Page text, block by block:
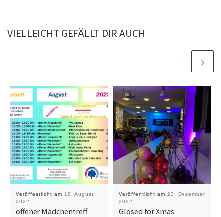
VIELLEICHT GEFÄLLT DIR AUCH
Veröffentlicht am 18. August
2022
offener Mädchentreff
Veröffentlicht am 23. Dezember
2022
Glosed for Xmas